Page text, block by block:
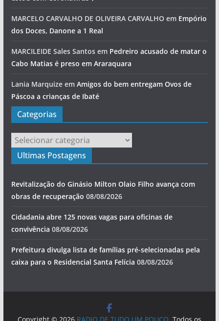
MARCELO CARVALHO DE OLIVEIRA CARVALHOem Empório
dos Doces, Danone a 1 Real
MARCILEIDE Sales Santosem Pedreiro acusado de matar o
Cabo Matias é preso em Araraquara
Lania Marquizeem Amigos do bem entregam Ovos de
Páscoa a crianças de Ibaté
Categorias
Categorias
Ultimas Postagens
Revitalização do Ginásio Milton Olaio Filho avança com
obras de recuperação 08/08/2026
Cidadania abre 125 novas vagas para oficinas de
convivência 08/08/2026
Prefeitura divulga lista de famílias pré-selecionadas pela
caixa para o Residencial Santa Felícia 08/08/2026